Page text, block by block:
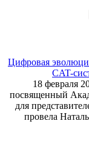
Цифровая
CAT-
18 февраля
посвященный
для
провела